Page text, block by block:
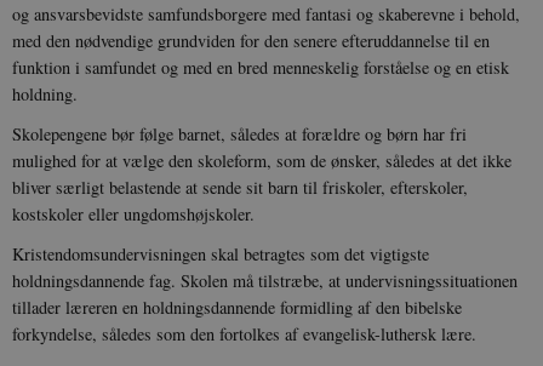
og ansvarsbevidste samfundsborgere med fantasi og skaberevne i behold,
med den nødvendige grundviden for den senere efteruddannelse til en
funktion i samfundet og med en bred menneskelig forståelse og en etisk
holdning.
Skolepengene bør følge barnet, således at forældre og børn har fri
mulighed for at vælge den skoleform, som de ønsker, således at det ikke
bliver særligt belastende at sende sit barn til friskoler, efterskoler,
kostskoler eller ungdomshøjskoler.
Kristendomsundervisningen skal betragtes som det vigtigste
holdningsdannende fag. Skolen må tilstræbe, at undervisningssituationen
tillader læreren en holdningsdannende formidling af den bibelske
forkyndelse, således som den fortolkes af evangelisk-luthersk lære.